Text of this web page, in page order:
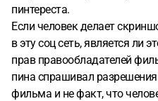
пинтереста.
Если человек делает
в эту соц сеть, является ли
прав правообладателей
пина спрашивал
фильма и не факт, что